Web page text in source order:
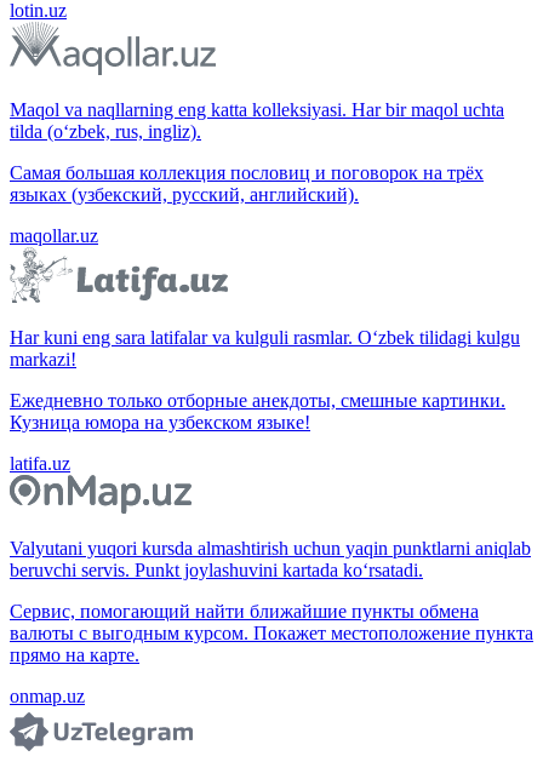
lotin.uz
Maqol va naqllarning eng katta kolleksiyasi. Har bir maqol uchta
tilda (o‘zbek, rus, ingliz).
Самая большая коллекция пословиц и поговорок на трёх
языках (узбекский, русский, английский).
maqollar.uz
Har kuni eng sara latifalar va kulguli rasmlar. O‘zbek tilidagi kulgu
markazi!
Ежедневно только отборные анекдоты, смешные картинки.
Кузница юмора на узбекском языке!
latifa.uz
Valyutani yuqori kursda almashtirish uchun yaqin punktlarni aniqlab
beruvchi servis. Punkt joylashuvini kartada ko‘rsatadi.
Сервис, помогающий найти ближайшие пункты обмена
валюты с выгодным курсом. Покажет местоположение пункта
прямо на карте.
onmap.uz